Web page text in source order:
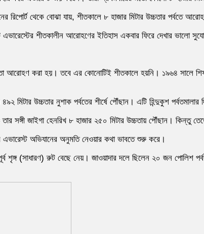
রিপোর্ট থেকে বোঝা যায়, শীতকালে ৮ হাজার মিটার উচ্চতার পর্বতে
এভারেস্টের শীতকালীন আরোহণের ইতিহাস একবার ফিরে দেখার ভালো
করা হয়। তবে এর কোনোটিই শীতকালে হয়নি। ১৯৬৪ সালে শিষা
উচ্চতার নুশাক পর্বতের শীর্ষে পৌঁছান। এটি হিন্দুকুশ পর্বতমালার
সঙ্গী জাইগা হেনরিখ ৮ হাজার ২৫০ মিটার উচ্চতায় পৌঁছান। কিন্তু
অভিযানের অনুমতি নেওয়ার কথা ভাবতে শুরু করে।
শৃঙ্গ (সাধারণ) রুট বেছে নেয়। জাওয়াদার দলে ছিলেন ২০ জন পোলিশ